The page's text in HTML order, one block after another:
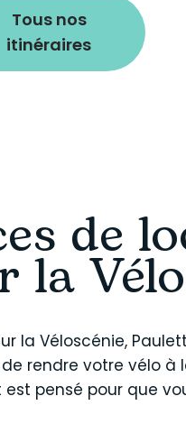
Tous nos
itinéraires
de
la
la Véloscénie,
rendre votre vélo à
pensé pour que